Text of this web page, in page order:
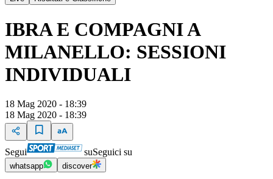
IBRA E COMPAGNI A
MILANELLO: SESSIONI
INDIVIDUALI
18 Mag 2020 - 18:39
18 Mag 2020 - 18:39
Segui suSeguici su
whatsapp discover